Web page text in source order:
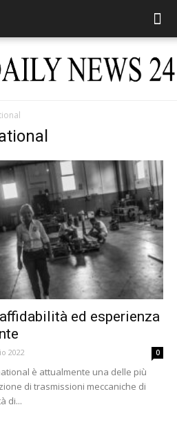
Italia
Daily
News
24
ed esperienza
2022 0
è attualmente una delle più
di trasmissioni meccaniche di
di...